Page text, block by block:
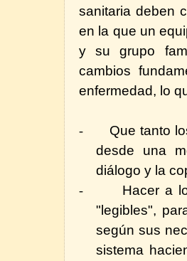
sanitaria deben
en la que un
y su grupo
cambios
enfermedad, lo
-
Que tanto
desde una
diálogo y la
-
Hacer a
"legibles",
según sus
sistema